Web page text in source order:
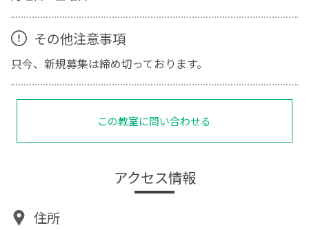
その他注意事項
只今、新規募集は締め切っております。
この教室に問い合わせる
アクセス情報
住所